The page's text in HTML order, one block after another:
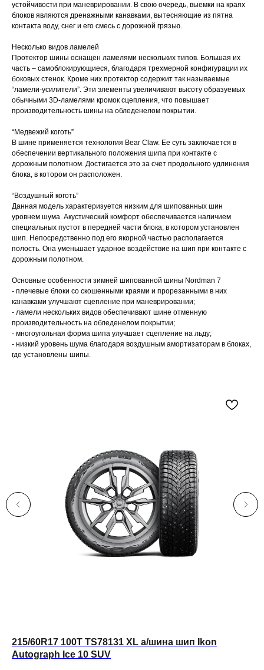
устойчивости при маневрировании. В свою очередь, выемки на краях
блоков являются дренажными канавками, вытесняющие из пятна
контакта воду, снег и его смесь с дорожной грязью.
Несколько видов ламелей
Протектор шины оснащен ламелями нескольких типов. Большая их
часть – самоблокирующиеся, благодаря трехмерной конфигурации их
боковых стенок. Кроме них протектор содержит так называемые
“ламели-усилители”. Эти элементы увеличивают высоту образуемых
обычными 3D-ламелями кромок сцепления, что повышает
производительность шины на обледенелом покрытии.
“Медвежий коготь”
В шине применяется технология Bear Claw. Ее суть заключается в
обеспечении вертикального положения шипа при контакте с
дорожным полотном. Достигается это за счет продольного удлинения
блока, в котором он расположен.
“Воздушный коготь”
Данная модель характеризуется низким для шипованных шин
уровнем шума. Акустический комфорт обеспечивается наличием
специальных пустот в передней части блока, в котором установлен
шип. Непосредственно под его якорной частью располагается
полость. Она уменьшает ударное воздействие на шип при контакте с
дорожным полотном.
Основные особенности зимней шипованной шины Nordman 7
- плечевые блоки со скошенными краями и прорезанными в них
канавками улучшают сцепление при маневрировании;
- ламели нескольких видов обеспечивают шине отменную
производительность на обледенелом покрытии;
- многоугольная форма шипа улучшает сцепление на льду;
- низкий уровень шума благодаря воздушным амортизаторам в блоках,
где установлены шипы.
215/60R17 100T TS78131 XL а/шина шип Ikon
Autograph Ice 10 SUV